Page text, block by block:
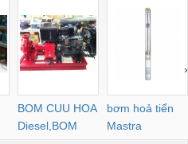
BOM CUU HOA
Diesel,BOM
bơm hoả tiển
Mastra
›